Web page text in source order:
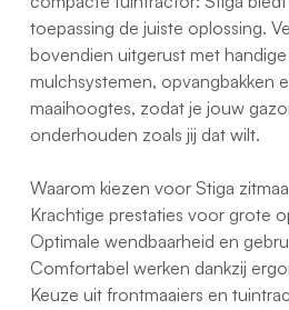
toepassing de juiste oplossing.
bovendien uitgerust met
mulchsystemen, opvangbakken
maaihoogtes, zodat je jouw
onderhouden zoals jij dat wilt.
Waarom kiezen voor Stiga
Krachtige prestaties voor grote
Optimale wendbaarheid en
Comfortabel werken dankzij
Keuze uit frontmaaiers en